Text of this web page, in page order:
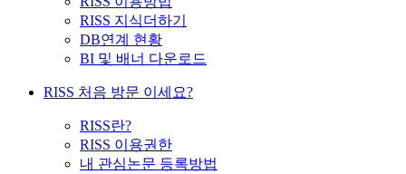
RISS 지식더하기
DB연계 현황
BI 및 배너 다운로드
RISS 처음 방문 이세요?
RISS란?
RISS 이용권한
내 관심논문 등록방법